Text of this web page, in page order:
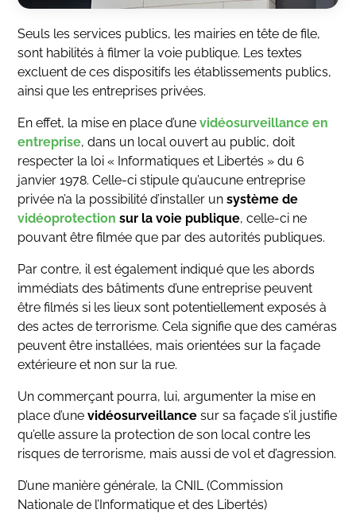
Seuls les services publics, les mairies en tête de file,
sont habilités à filmer la voie publique. Les textes
excluent de ces dispositifs les établissements publics,
ainsi que les entreprises privées.
En effet, la mise en place d’unevidéosurveillance en
entreprise, dans un local ouvert au public, doit
respecter la loi « Informatiques et Libertés » du 6
janvier 1978. Celle-ci stipule qu’aucune entreprise
privée n’a la possibilité d’installer unsystème de
vidéoprotection sur la voie publique, celle-ci ne
pouvant être filmée que par des autorités publiques.
Par contre, il est également indiqué que les abords
immédiats des bâtiments d’une entreprise peuvent
être filmés si les lieux sont potentiellement exposés à
des actes de terrorisme. Cela signifie que des caméras
peuvent être installées, mais orientées sur la façade
extérieure et non sur la rue.
Un commerçant pourra, lui, argumenter la mise en
place d’unevidéosurveillance sur sa façade s’il justifie
qu’elle assure la protection de son local contre les
risques de terrorisme, mais aussi de vol et d’agression.
D’une manière générale, la CNIL (Commission
Nationale de l’Informatique et des Libertés)